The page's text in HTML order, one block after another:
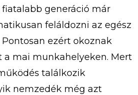
generáció már
feláldozni az egész
ezért okoznak
a mai munkahelyeken. Mert
találkozik
nemzedék még azt